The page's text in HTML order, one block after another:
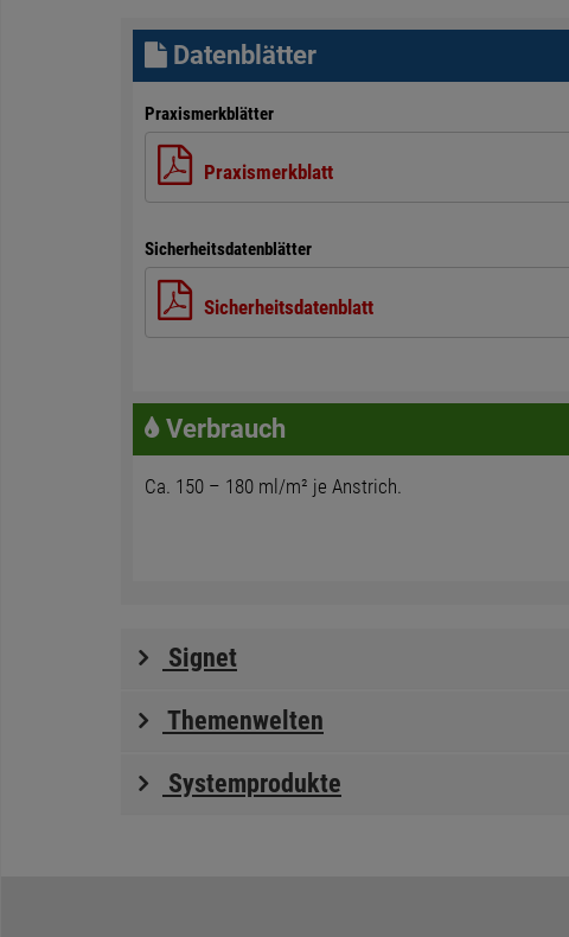
Datenblätter
Praxismerkblätter
Praxismerkblatt
Sicherheitsdatenblätter
Sicherheitsdatenblatt
Verbrauch
Ca. 150 – 180 ml/m² je Anstrich.
Signet
Themenwelten
Systemprodukte